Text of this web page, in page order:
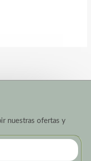
nuestras ofertas y